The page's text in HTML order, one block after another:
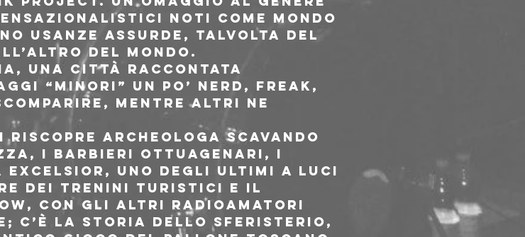
noti come Mondo
usanze assurde, talvolta del
del mondo.
una città raccontata
“minori” un po’ nerd, freak,
mentre altri ne
riscopre archeologa scavando
i barbieri ottuagenari, i
Excelsior, uno degli ultimi a luci
dei trenini turistici e il
con gli altri radioamatori
c’è la storia dello Sferisterio,